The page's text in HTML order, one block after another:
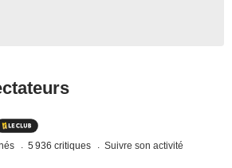
5 936 critiques Suivre son activité